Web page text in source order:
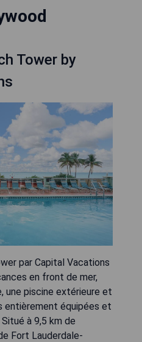
Tower by
par Capital Vacations
en front de mer,
une piscine extérieure et
entièrement équipées et
à 9,5 km de
Fort Lauderdale-